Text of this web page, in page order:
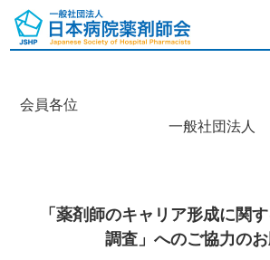
会員各位
一般社団法人
「薬剤師のキャリア形成に関
調査」へのご協力の